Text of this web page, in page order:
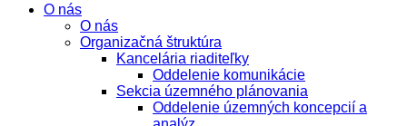
O nás
O nás
Organizačná štruktúra
Kancelária riaditeľky
Oddelenie komunikácie
Sekcia územného plánovania
Oddelenie územných koncepcií a